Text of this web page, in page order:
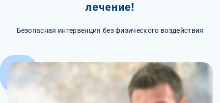
лечение!
Безопасная интервенция без физического воздействия